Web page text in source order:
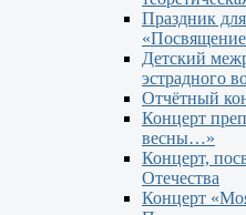
Праздник
Детский
эстрадного
Отчётный
Концерт
весны…»
Концерт,
Отечества
Концерт